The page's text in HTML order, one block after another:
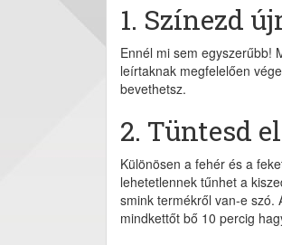
1. Színezd
Ennél mi sem egyszerűbb!
leírtaknak megfelelően
bevethetsz.
2. Tüntesd
Különösen a fehér és a
lehetetlennek tűnhet a
smink termékről van-e szó.
mindkettőt bő 10 percig